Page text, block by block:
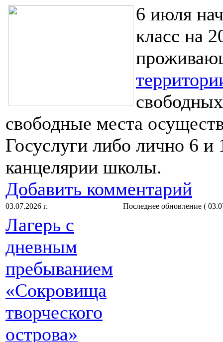
6 июля
класс на
свободные места
Госуслуги либо лично 6
канцелярии школы.
Добавить комментарий
03.07.2026 г. Последнее обновление (
Лагерь с
дневным
пребыванием
«Сокровища
творческого
острова»